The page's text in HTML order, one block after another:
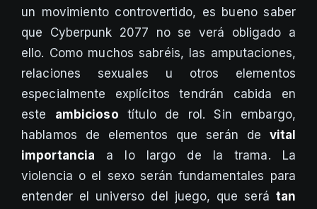
un movimiento controvertido, es bueno saber
que Cyberpunk 2077 no se verá obligado a
ello. Como muchos sabréis, las amputaciones,
relaciones sexuales u otros elementos
especialmente explícitos tendrán cabida en
este ambicioso título de rol. Sin embargo,
hablamos de elementos que serán de vital
importancia a lo largo de la trama. La
violencia o el sexo serán fundamentales para
entender el universo del juego, que será tan